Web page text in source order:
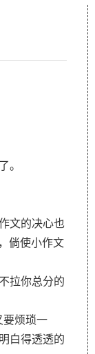
。
文的决心也
倘使小作文
拉你总分的
要烦琐一
白得透透的